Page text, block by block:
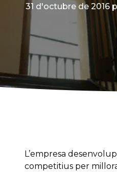
31 d'octubre de 2016
L’empresa
competitius per